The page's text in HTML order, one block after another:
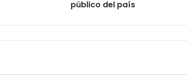
público del país